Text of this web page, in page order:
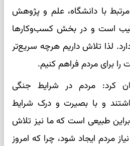
با دانشگاه، علم و پژوهش
است و در بخش کسب‌وکارها
لذا تلاش داریم هرچه سریع‌تر
را برای مردم فراهم کنیم.
کرد: مردم در شرایط جنگی
و با بصیرت و درک شرایط
طبیعی است که ما نیز تلاش
مردم ایجاد شود، چرا که امروز